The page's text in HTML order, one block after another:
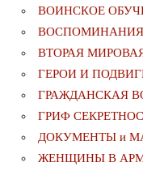
ВОИНСКОЕ
ВОСПОМИНАНИЯ
ВТОРАЯ
ГЕРОИ И
ГРАЖДАНСКАЯ
ГРИФ
ДОКУМЕНТЫ и
ЖЕНЩИНЫ В